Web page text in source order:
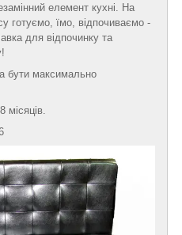
елемент кухні. На
готуємо, їмо, відпочиваємо -
для відпочинку та
бути максимально
місяців.